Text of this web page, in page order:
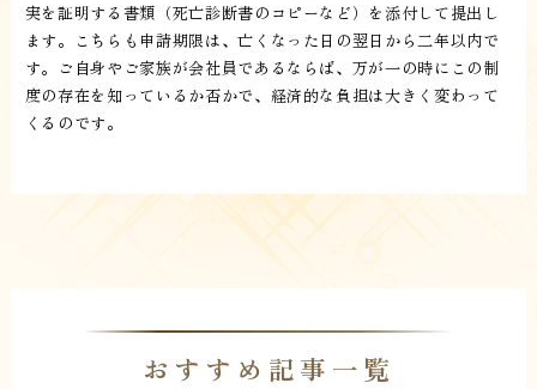
実を証明する書類（死亡診断書のコピーなど）を添付して提出し
ます。こちらも申請期限は、亡くなった日の翌日から二年以内で
す。ご自身やご家族が会社員であるならば、万が一の時にこの制
度の存在を知っているか否かで、経済的な負担は大きく変わって
くるのです。
おすすめ記事一覧